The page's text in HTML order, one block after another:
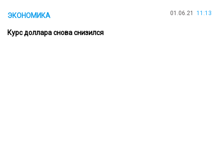
ЭКОНОМИКА 01.06.21 11:13
Курс доллара снова снизился